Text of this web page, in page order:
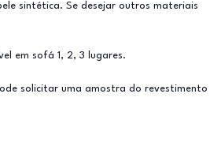
sintética. Se desejar outros materiais
em sofá 1, 2, 3 lugares.
solicitar uma amostra do revestimento